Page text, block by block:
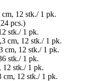
12 stk./ 1 pk.
pcs.)
stk./ 1 pk.
cm, 12 stk./ 1 pk.
cm, 12 stk./ 1 pk.
stk./ 1 pk.
stk./ 1 pk.
12 stk./ 1 pk.